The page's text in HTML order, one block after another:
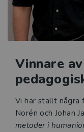
Vinnare
Vi har ställt några
Norén och Johan
metoder i